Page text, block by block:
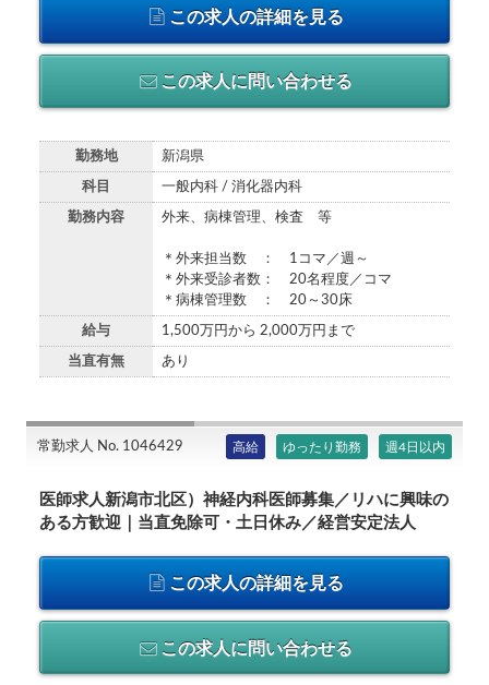
この求人の詳細を見る
この求人に問い合わせる
勤務地 新潟県
科目 一般内科 / 消化器内科
勤務内容 外来、病棟管理、検査 等
＊外来担当数 ： 1コマ／週～
＊外来受診者数： 20名程度／コマ
＊病棟管理数 ： 20～30床
給与 1,500万円から 2,000万円まで
当直有無 あり
常勤求人 No. 1046429 高給 ゆったり勤務 週4日以内
医師求人新潟市北区）神経内科医師募集／リハに興味の
ある方歓迎｜当直免除可・土日休み／経営安定法人
この求人の詳細を見る
この求人に問い合わせる